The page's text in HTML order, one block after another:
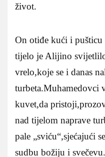
život.
On otiđe kući i pušticu
tijelo je Alijino
vrelo,koje se i danas
turbeta.Muhamedovci
kuvet,da
nad tijelom naprave
pale „sviću“,sjećajući
sudbu božiju i svečevu.